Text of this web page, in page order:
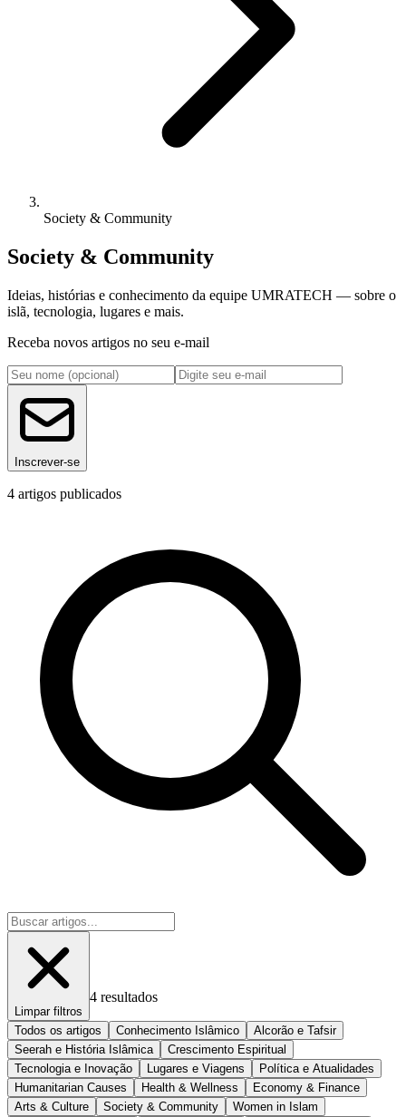
Society & Community
Society & Community
Ideias, histórias e conhecimento da equipe UMRATECH — sobre o
islã, tecnologia, lugares e mais.
Receba novos artigos no seu e-mail
Inscrever-se
4 artigos publicados
Limpar filtros
4 resultados
Todos os artigos Conhecimento Islâmico
Alcorão e Tafsir
Seerah e História Islâmica
Crescimento Espiritual
Tecnologia e Inovação
Lugares e Viagens
Política e Atualidades
Humanitarian Causes
Health & Wellness
Economy & Finance
Arts & Culture
Society & Community
Women in Islam